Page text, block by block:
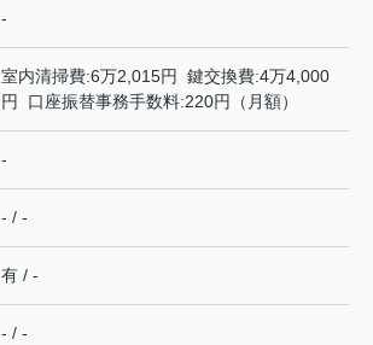
-
室内清掃費:6万2,015円 鍵交換費:4万4,000
円 口座振替事務手数料:220円（月額）
-
- / -
有 / -
- / -